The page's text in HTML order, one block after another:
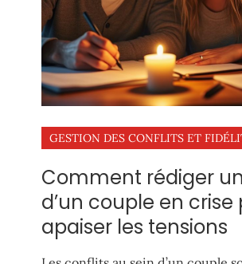
GESTION DES CONFLITS ET
Comment rédiger
d’un couple en crise
apaiser les tensions